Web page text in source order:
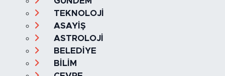
TEKNOLOJİ
ASAYİŞ
ASTROLOJİ
BELEDİYE
BİLİM